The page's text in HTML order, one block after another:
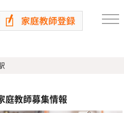
庭教師募集情報